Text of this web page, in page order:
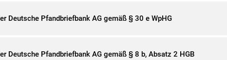
Deutsche Pfandbriefbank AG gemäß § 30 e WpHG
Deutsche Pfandbriefbank AG gemäß § 8 b, Absatz 2 HGB